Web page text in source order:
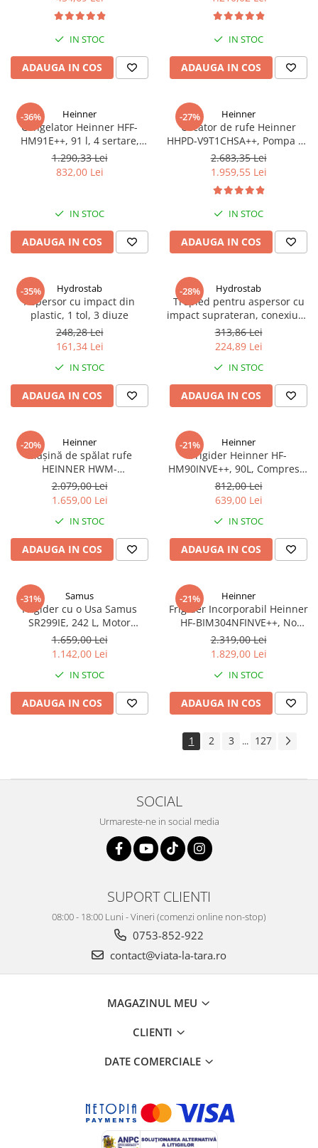
IN STOC
ADAUGA IN COS
turbine, debit 14400 m/h
IN STOC
ADAUGA IN COS
-36% Heinner
Congelator Heinner HFF-
HM91E++, 91 l, 4 sertare,
Clasa E, Control mecanic, H 85
cm, Alb
1.290,33 Lei
832,00 Lei
IN STOC
ADAUGA IN COS
-27% Heinner
Uscator de rufe Heinner
HHPD-V9T1CHSA++, Pompa de
caldura, 9 kg, Clasa A++,
Functie Anti-sifonare, Argintiu
2.683,35 Lei
1.959,55 Lei
IN STOC
ADAUGA IN COS
-35% Hydrostab
Aspersor cu impact din
plastic, 1 tol, 3 diuze
248,28 Lei
161,34 Lei
IN STOC
ADAUGA IN COS
-28% Hydrostab
Trepied pentru aspersor cu
impact suprateran, conexiune
cm
313,86 Lei
224,89 Lei
IN STOC
ADAUGA IN COS
-20% Heinner
Mașină de spălat rufe
HEINNER HWM-
HME1014IVA10+++, 10 kg,
1400 rpm, Motor Inverter, 15
programe, Panou Digital,
Funcție Adăugare haine, Alb
2.079,00 Lei
1.659,00 Lei
IN STOC
ADAUGA IN COS
-21% Heinner
Frigider Heinner HF-
HM90INVE++, 90L, Compresor
Inverter, Clasa E, Ușă
Reversibilă, Termostat
Reglabil, Alb
812,00 Lei
639,00 Lei
IN STOC
ADAUGA IN COS
-31% Samus
Frigider cu o Usa Samus
SR299IE, 242 L, Motor
Inverter, Clasa E, Dezghetare
Automata, 5 Rafturi din Sticla,
Alb
1.659,00 Lei
1.142,00 Lei
IN STOC
ADAUGA IN COS
-21% Heinner
Frigider Incorporabil Heinner
HF-BIM304NFINVE++, No
Frost, Compresor Inverter, 304
L, Clasa E, Control Electronic,
Super Racire
2.319,00 Lei
1.829,00 Lei
IN STOC
ADAUGA IN COS
1 2 3 ... 127
SOCIAL
Urmareste-ne in social media
SUPORT CLIENTI
08:00 - 18:00 Luni - Vineri (comenzi online non-stop)
0753-852-922
contact@viata-la-tara.ro
MAGAZINUL MEU
CLIENTI
DATE COMERCIALE